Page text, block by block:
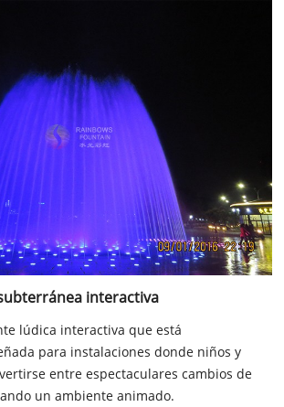
interactiva
lúdica interactiva que está
para instalaciones donde niños y
entre espectaculares cambios de
un ambiente animado.